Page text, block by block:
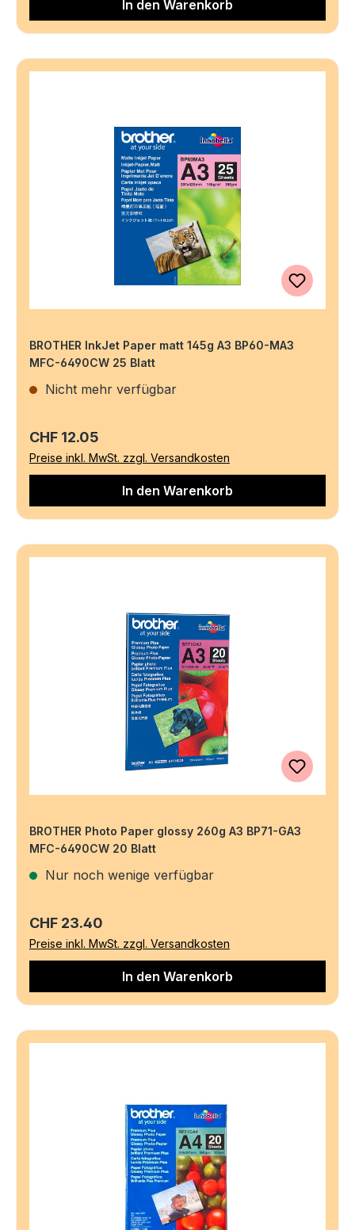
In den Warenkorb
BROTHER InkJet Paper matt 145g A3 BP60-MA3
MFC-6490CW 25 Blatt
Nicht mehr verfügbar
Regulärer Preis:
CHF 12.05
Preise inkl. MwSt. zzgl. Versandkosten
In den Warenkorb
BROTHER Photo Paper glossy 260g A3 BP71-GA3
MFC-6490CW 20 Blatt
Nur noch wenige verfügbar
Regulärer Preis:
CHF 23.40
Preise inkl. MwSt. zzgl. Versandkosten
In den Warenkorb